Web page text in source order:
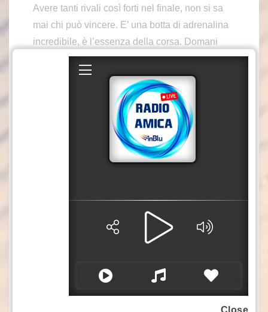
Avere tanti rivali così forti nel finale, non si sa
mai chi può vincere. E’ una botta di adrenalina
incredibile, è l’essenza della corsa. Domani
sarà il vero test per le gambe, ma intanto ho già
vinto una tappa con la maglia di campione del
mondo”. Giornata caratterizzata da una fuga a
quattro composta da Lenny Martinez (Bahrain
Victorious), Jonas Abrahamsen (Uno X
Mobility), Thomas Gachignard (TotalEnergies) e
Kasper Asgreen (EF Education), che però non
squadra della maglia gialla, permette a Van der
Poel di amministrare e di conservare la
leadership in classifica generale. Domani la
cronometro individuale Caen-Caen di 33
Close